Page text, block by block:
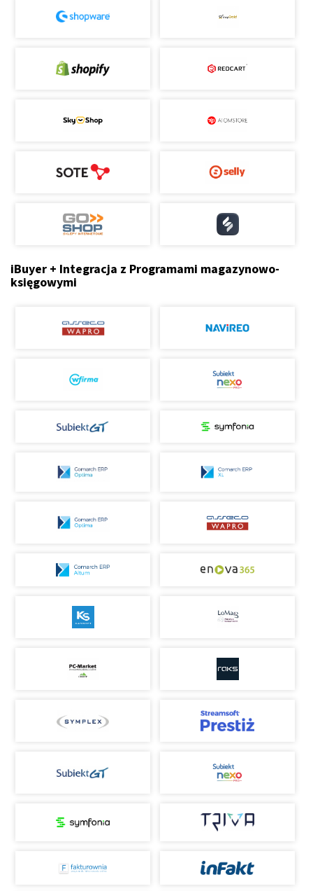
iBuyer + Integracja z Programami magazynowo-
księgowymi